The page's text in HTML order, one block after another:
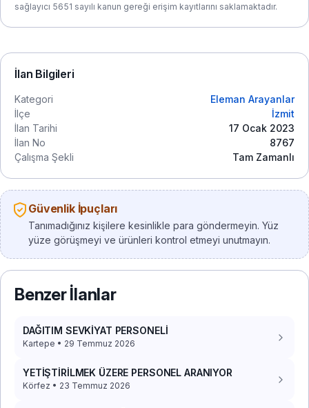
sağlayıcı 5651 sayılı kanun gereği erişim kayıtlarını saklamaktadır.
İlan Bilgileri
Kategori
Eleman Arayanlar
İlçe
İzmit
İlan Tarihi
17 Ocak 2023
İlan No
8767
Çalışma Şekli
Tam Zamanlı
Güvenlik İpuçları
Tanımadığınız kişilere kesinlikle para göndermeyin. Yüz
yüze görüşmeyi ve ürünleri kontrol etmeyi unutmayın.
Benzer İlanlar
DAĞITIM SEVKİYAT PERSONELİ
Kartepe • 29 Temmuz 2026
YETİŞTİRİLMEK ÜZERE PERSONEL ARANIYOR
Körfez • 23 Temmuz 2026